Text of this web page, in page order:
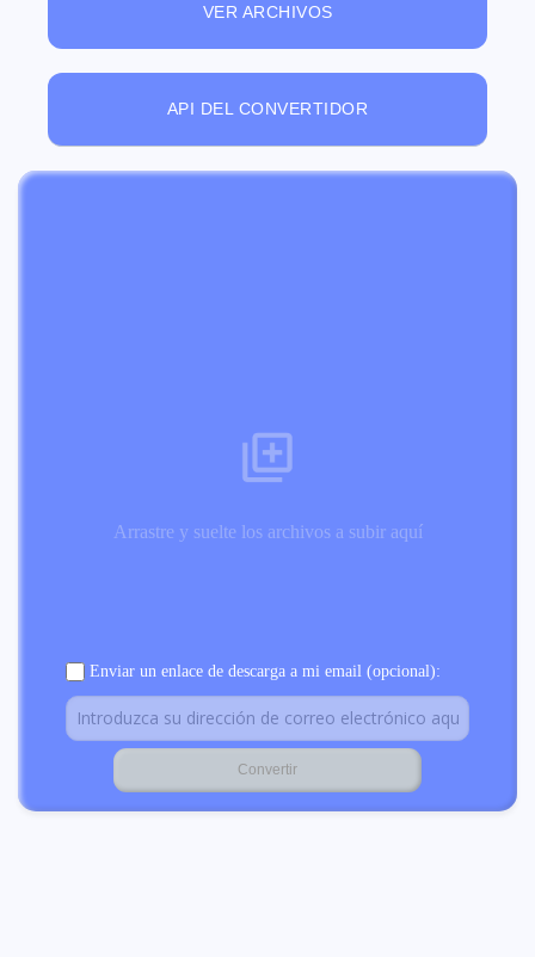
VER ARCHIVOS
API DEL CONVERTIDOR
Arrastre y suelte los archivos a subir aquí
Enviar un enlace de descarga a mi email (opcional):